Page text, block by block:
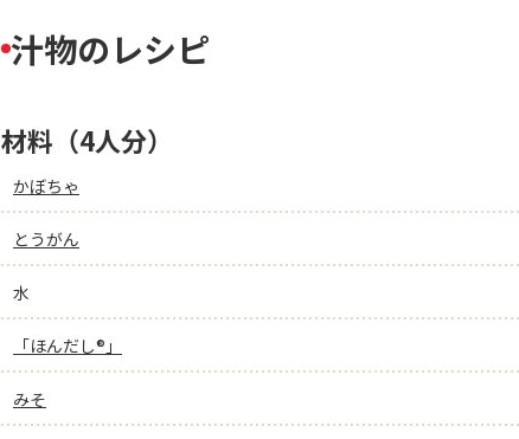
汁物のレシピ
材料（4人分）
かぼちゃ
とうがん
水
「ほんだし®」
みそ